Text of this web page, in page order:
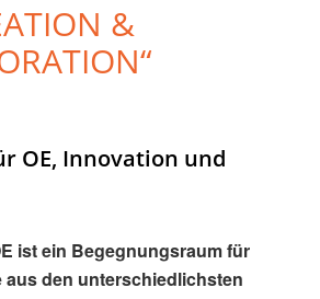
&
OE, Innovation und
ist ein Begegnungsraum für
den unterschiedlichsten